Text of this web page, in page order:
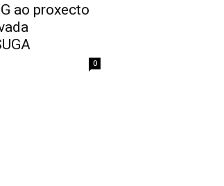
ao proxecto
0